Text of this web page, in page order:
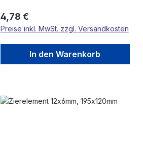
Regulärer Preis:
4,78 €
Preise inkl. MwSt. zzgl. Versandkosten
In den Warenkorb